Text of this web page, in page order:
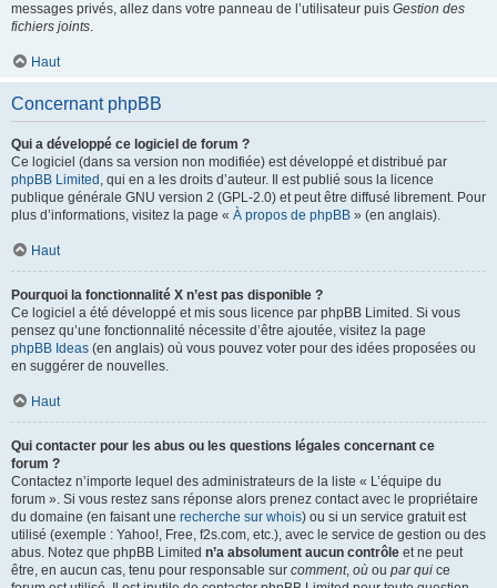
messages privés, allez dans votre panneau de l’utilisateur puis Gestion des
fichiers joints.
Haut
Concernant phpBB
Qui a développé ce logiciel de forum ?
Ce logiciel (dans sa version non modifiée) est développé et distribué par
phpBB Limited , qui en a les droits d’auteur. Il est publié sous la licence
publique générale GNU version 2 (GPL-2.0) et peut être diffusé librement. Pour
plus d’informations, visitez la page « À propos de phpBB » (en anglais).
Haut
Pourquoi la fonctionnalité X n’est pas disponible ?
Ce logiciel a été développé et mis sous licence par phpBB Limited. Si vous
pensez qu’une fonctionnalité nécessite d’être ajoutée, visitez la page
phpBB Ideas (en anglais) où vous pouvez voter pour des idées proposées ou
en suggérer de nouvelles.
Haut
Qui contacter pour les abus ou les questions légales concernant ce
forum ?
Contactez n’importe lequel des administrateurs de la liste « L’équipe du
forum ». Si vous restez sans réponse alors prenez contact avec le propriétaire
du domaine (en faisant une recherche sur whois) ou si un service gratuit est
utilisé (exemple : Yahoo!, Free, f2s.com, etc.), avec le service de gestion ou des
abus. Notez que phpBB Limited n’a absolument aucun contrôle et ne peut
être, en aucun cas, tenu pour responsable sur comment, où ou par qui ce